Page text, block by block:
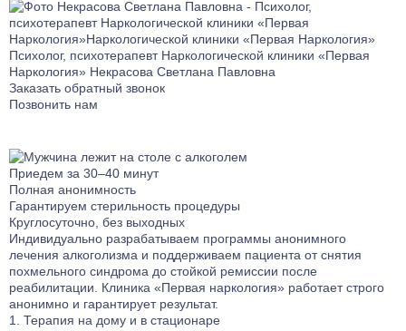
Психолог, психотерапевт Наркологической клиники «Первая
Наркология» Некрасова Светлана Павловна
Заказать обратный звонок
Позвонить нам
Приедем за 30–40 минут
Полная анонимность
Гарантируем стерильность процедуры
Круглосуточно, без выходных
Индивидуально разрабатываем программы анонимного
лечения алкоголизма и поддерживаем пациента от снятия
похмельного синдрома до стойкой ремиссии после
реабилитации. Клиника «Первая наркология» работает строго
анонимно и гарантирует результат.
Терапия на дому и в стационаре